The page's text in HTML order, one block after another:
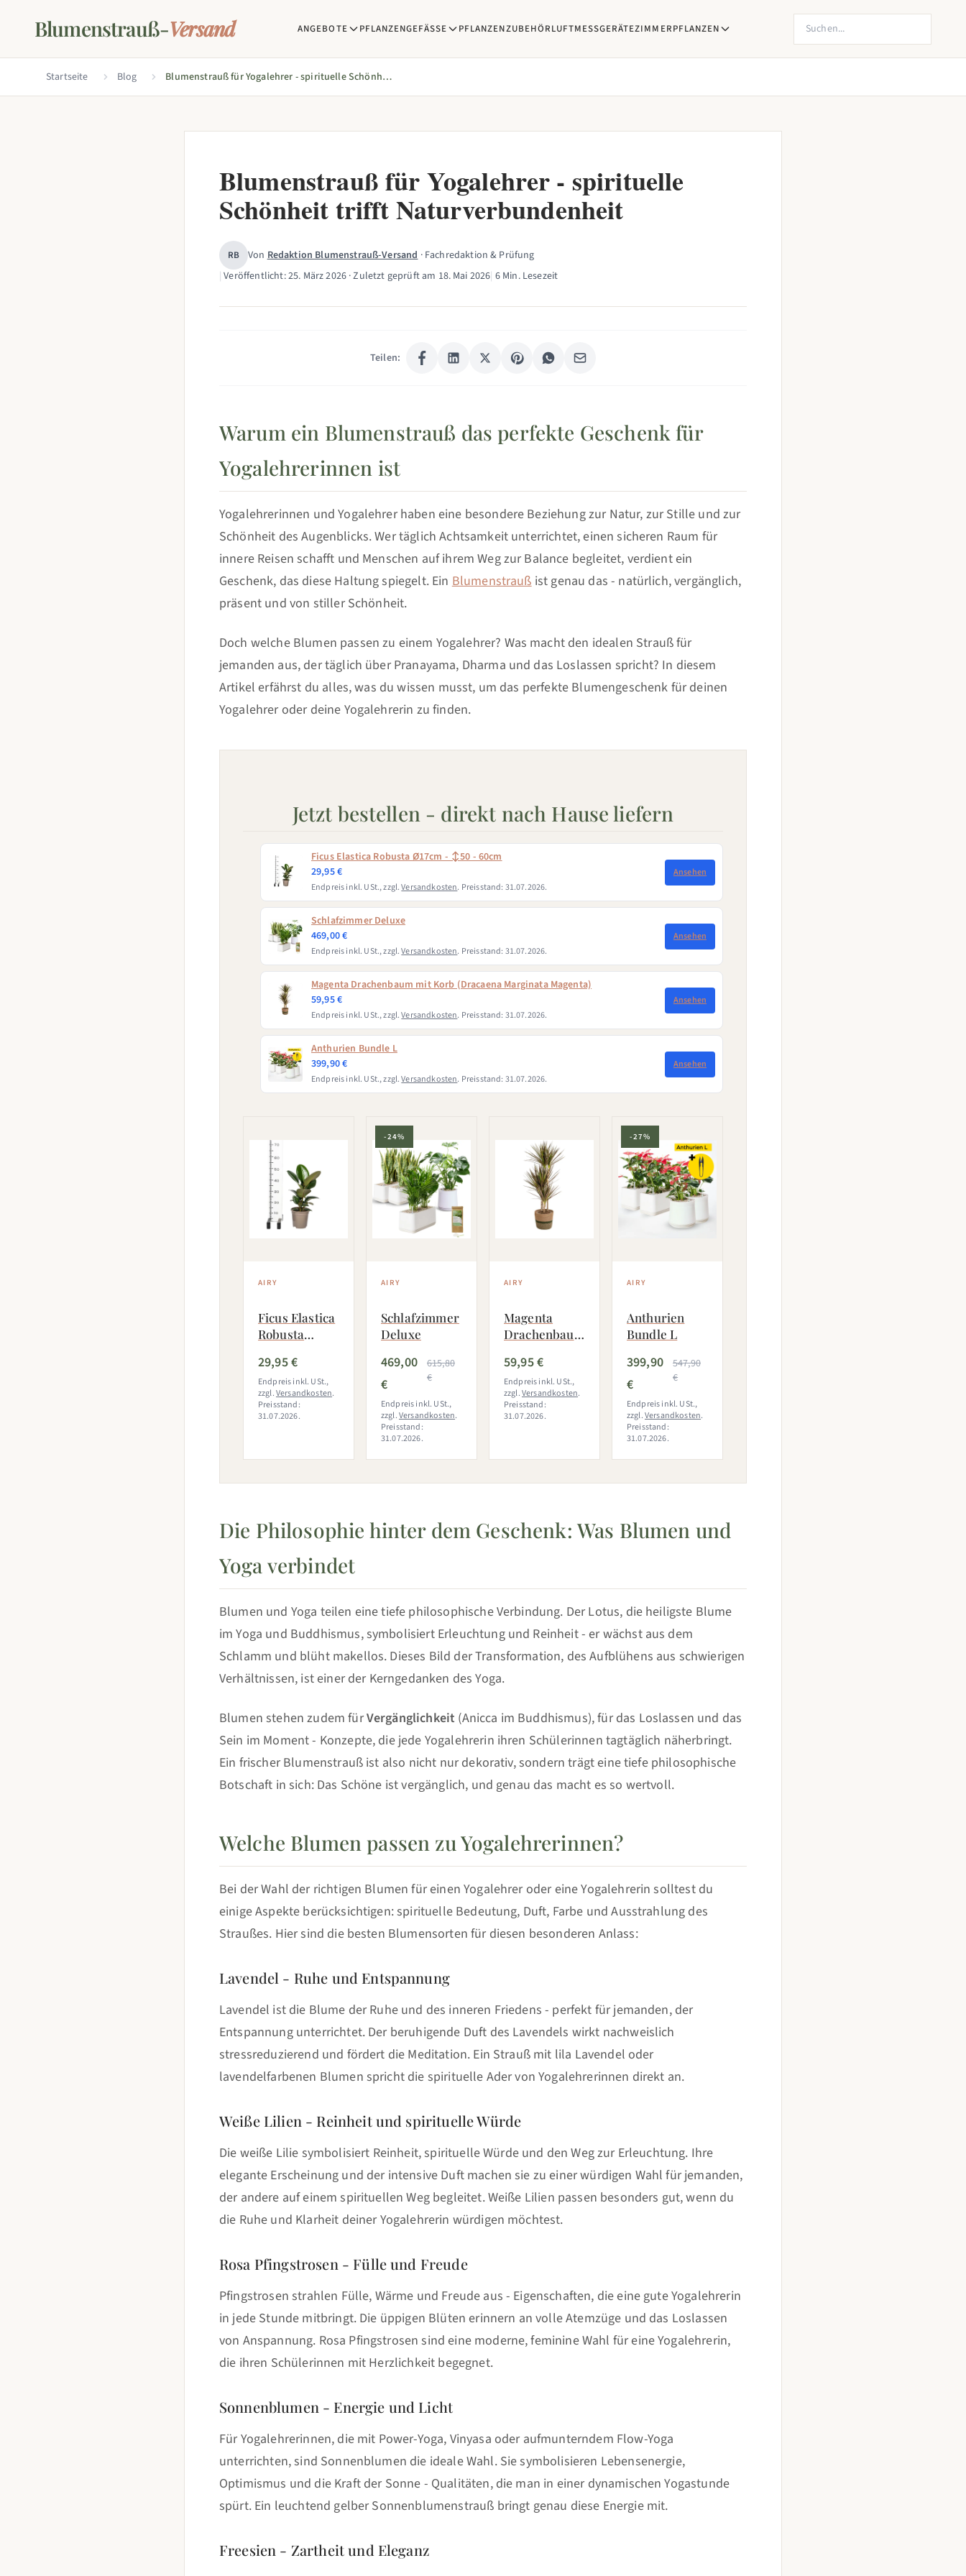
Blumenstrauß-Versand ANGEBOTE PFLANZENGEFÄSSE PFLANZENZUBEHÖRLUFTMESSGERÄTEZIMMERPFLANZEN Produkte suchen
Startseite Blog Blumenstrauß für Yogalehrer - spirituelle Schönheit trifft Naturverbundenheit
Blumenstrauß für Yogalehrer - spirituelle
Schönheit trifft Naturverbundenheit
RB Von Redaktion Blumenstrauß-Versand · Fachredaktion & Prüfung
Veröffentlicht:25. März 2026 · Zuletzt geprüft am 18. Mai 2026 6 Min. Lesezeit
Teilen:
Warum ein Blumenstrauß das perfekte Geschenk für
Yogalehrerinnen ist
Yogalehrerinnen und Yogalehrer haben eine besondere Beziehung zur Natur, zur Stille und zur
Schönheit des Augenblicks. Wer täglich Achtsamkeit unterrichtet, einen sicheren Raum für
innere Reisen schafft und Menschen auf ihrem Weg zur Balance begleitet, verdient ein
Geschenk, das diese Haltung spiegelt. EinBlumenstraußist genau das - natürlich, vergänglich,
präsent und von stiller Schönheit.
Doch welche Blumen passen zu einem Yogalehrer? Was macht den idealen Strauß für
jemanden aus, der täglich über Pranayama, Dharma und das Loslassen spricht? In diesem
Artikel erfährst du alles, was du wissen musst, um das perfekte Blumengeschenk für deinen
Yogalehrer oder deine Yogalehrerin zu finden.
Jetzt bestellen - direkt nach Hause liefern
Ficus Elastica Robusta Ø17cm - ↕50 - 60cm
29,95 €
Endpreis inkl. USt., zzgl.Versandkosten. Preisstand: 31.07.2026.
Ansehen
Schlafzimmer Deluxe
469,00 €
Endpreis inkl. USt., zzgl.Versandkosten. Preisstand: 31.07.2026.
Ansehen
Magenta Drachenbaum mit Korb (Dracaena Marginata Magenta)
59,95 €
Endpreis inkl. USt., zzgl.Versandkosten. Preisstand: 31.07.2026.
Ansehen
Anthurien Bundle L
399,90 €
Endpreis inkl. USt., zzgl.Versandkosten. Preisstand: 31.07.2026.
Ansehen
AIRY
Ficus Elastica
Robusta
60cm
29,95 €
Endpreis inkl. USt.,
zzgl.Versandkosten.
Preisstand:
31.07.2026.
-24%
AIRY
Schlafzimmer
Deluxe
469,00
€
615,80
€
Endpreis inkl. USt.,
zzgl.Versandkosten.
Preisstand:
31.07.2026.
AIRY
Magenta
Drachenbaum
(Dracaena
Marginata
Magenta)
59,95 €
Endpreis inkl. USt.,
zzgl.Versandkosten.
Preisstand:
31.07.2026.
-27%
AIRY
Anthurien
Bundle L
399,90
€
547,90
€
Endpreis inkl. USt.,
zzgl.Versandkosten.
Preisstand:
31.07.2026.
Die Philosophie hinter dem Geschenk: Was Blumen und
Yoga verbindet
Blumen und Yoga teilen eine tiefe philosophische Verbindung. Der Lotus, die heiligste Blume
im Yoga und Buddhismus, symbolisiert Erleuchtung und Reinheit - er wächst aus dem
Schlamm und blüht makellos. Dieses Bild der Transformation, des Aufblühens aus schwierigen
Verhältnissen, ist einer der Kerngedanken des Yoga.
Blumen stehen zudem fürVergänglichkeit (Anicca im Buddhismus), für das Loslassen und das
Sein im Moment - Konzepte, die jede Yogalehrerin ihren Schülerinnen tagtäglich näherbringt.
Ein frischer Blumenstrauß ist also nicht nur dekorativ, sondern trägt eine tiefe philosophische
Botschaft in sich: Das Schöne ist vergänglich, und genau das macht es so wertvoll.
Welche Blumen passen zu Yogalehrerinnen?
Bei der Wahl der richtigen Blumen für einen Yogalehrer oder eine Yogalehrerin solltest du
einige Aspekte berücksichtigen: spirituelle Bedeutung, Duft, Farbe und Ausstrahlung des
Straußes. Hier sind die besten Blumensorten für diesen besonderen Anlass:
Lavendel - Ruhe und Entspannung
Lavendel ist die Blume der Ruhe und des inneren Friedens - perfekt für jemanden, der
Entspannung unterrichtet. Der beruhigende Duft des Lavendels wirkt nachweislich
stressreduzierend und fördert die Meditation. Ein Strauß mit lila Lavendel oder
lavendelfarbenen Blumen spricht die spirituelle Ader von Yogalehrerinnen direkt an.
Weiße Lilien - Reinheit und spirituelle Würde
Die weiße Lilie symbolisiert Reinheit, spirituelle Würde und den Weg zur Erleuchtung. Ihre
elegante Erscheinung und der intensive Duft machen sie zu einer würdigen Wahl für jemanden,
der andere auf einem spirituellen Weg begleitet. Weiße Lilien passen besonders gut, wenn du
die Ruhe und Klarheit deiner Yogalehrerin würdigen möchtest.
Rosa Pfingstrosen - Fülle und Freude
Pfingstrosen strahlen Fülle, Wärme und Freude aus - Eigenschaften, die eine gute Yogalehrerin
in jede Stunde mitbringt. Die üppigen Blüten erinnern an volle Atemzüge und das Loslassen
von Anspannung. Rosa Pfingstrosen sind eine moderne, feminine Wahl für eine Yogalehrerin,
die ihren Schülerinnen mit Herzlichkeit begegnet.
Sonnenblumen - Energie und Licht
Für Yogalehrerinnen, die mit Power-Yoga, Vinyasa oder aufmunterndem Flow-Yoga
unterrichten, sind Sonnenblumen die ideale Wahl. Sie symbolisieren Lebensenergie,
Optimismus und die Kraft der Sonne - Qualitäten, die man in einer dynamischen Yogastunde
spürt. Ein leuchtend gelber Sonnenblumenstrauß bringt genau diese Energie mit.
Freesien - Zartheit und Eleganz